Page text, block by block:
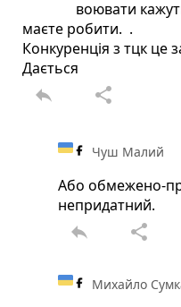
воювати
маєте робити. .
Конкуренція з тцк це
Дається
reply share
Чуш Малий
Або обмежено-
непридатний.
reply share
Михайло